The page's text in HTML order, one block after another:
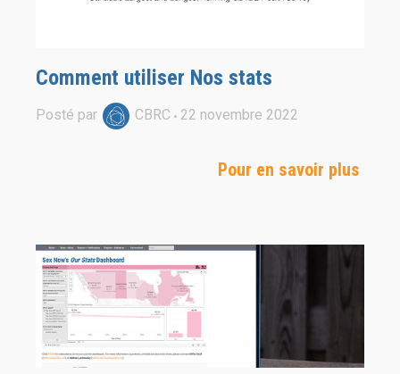
Comment utiliser Nos stats
Posté par CBRC 22 novembre 2022
Pour en savoir plus